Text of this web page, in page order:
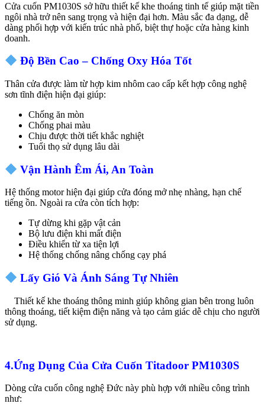
Cửa cuốn PM1030S sở hữu thiết kế khe thoáng tinh tế giúp mặt tiền
ngôi nhà trở nên sang trọng và hiện đại hơn. Màu sắc đa dạng, dễ
dàng phối hợp với kiến trúc nhà phố, biệt thự hoặc cửa hàng kinh
doanh.
Độ Bền Cao – Chống Oxy Hóa Tốt
Thân cửa được làm từ hợp kim nhôm cao cấp kết hợp công nghệ
sơn tĩnh điện hiện đại giúp:
Chống ăn mòn
Chống phai màu
Chịu được thời tiết khắc nghiệt
Tuổi thọ sử dụng lâu dài
Vận Hành Êm Ái, An Toàn
Hệ thống motor hiện đại giúp cửa đóng mở nhẹ nhàng, hạn chế
tiếng ồn. Ngoài ra cửa còn tích hợp:
Tự dừng khi gặp vật cản
Bộ lưu điện khi mất điện
Điều khiển từ xa tiện lợi
Hệ thống chống nâng chống cạy phá
Lấy Gió Và Ánh Sáng Tự Nhiên
Thiết kế khe thoáng thông minh giúp không gian bên trong luôn
thông thoáng, tiết kiệm điện năng và tạo cảm giác dễ chịu cho người
sử dụng.
4.Ứng Dụng Của Cửa Cuốn Titadoor PM1030S
Dòng cửa cuốn công nghệ Đức này phù hợp với nhiều công trình
như: